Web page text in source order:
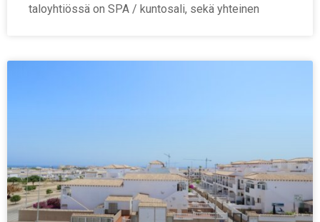
taloyhtiössä on SPA / kuntosali, sekä yhteinen